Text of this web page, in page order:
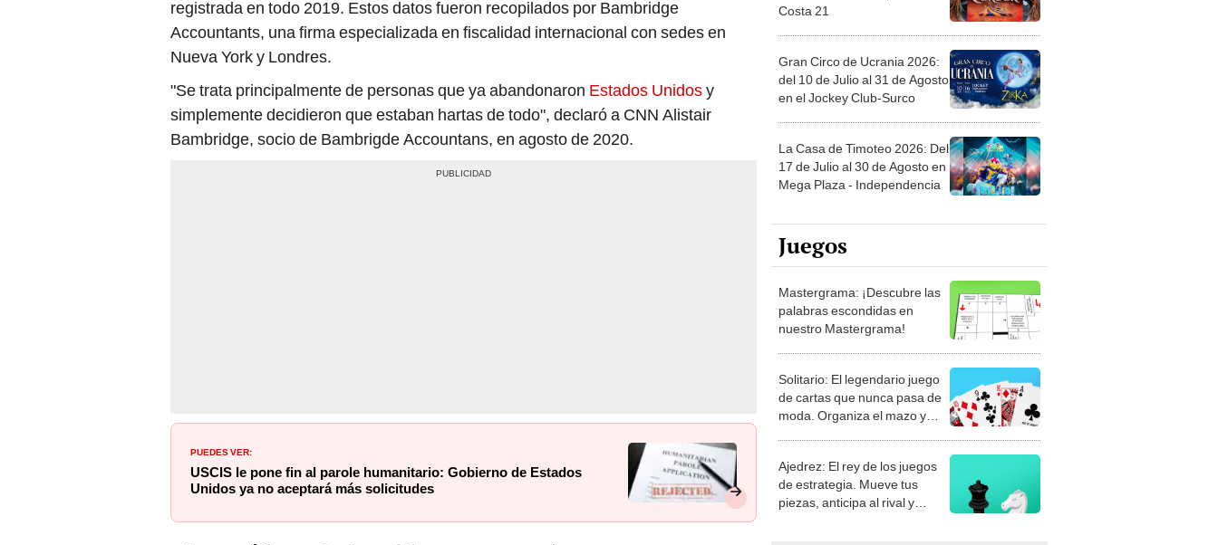
Accountants, una firma especializada en fiscalidad internacional con sedes en
Nueva York y Londres.
"Se trata principalmente de personas que ya abandonaron
simplemente decidieron que estaban hartas de todo", declaró a CNN Alistair
Bambridge, socio de Bambrigde Accountans, en agosto de 2020.
USCIS le pone fin al parole humanitario: Gobierno de Estados
Unidos ya no aceptará más solicitudes
del 10 de Julio al 31 de Agosto
en el Jockey Club-Surco
17 de Julio al 30 de Agosto en
Mega Plaza - Independencia
Juegos
palabras escondidas en
nuestro Mastergrama!
de cartas que nunca pasa de
moda. Organiza el mazo y
demuestra tu habilidad.
de estrategia. Mueve tus
piezas, anticipa al rival y
consigue el jaque mate.